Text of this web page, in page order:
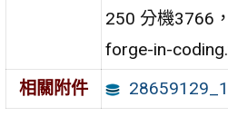
250 分機3766
forge-in-
相關附件